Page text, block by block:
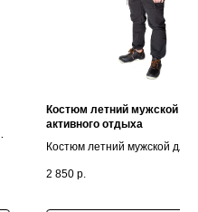
Костюм летний мужской
активного отдыха
Костюм летний мужской для
2 850 р.